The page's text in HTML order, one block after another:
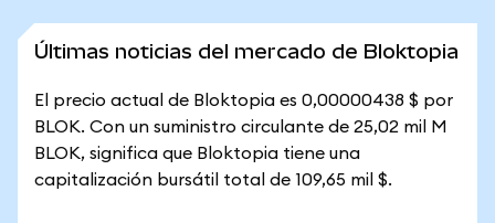
Últimas noticias del mercado de Bloktopia
El precio actual de Bloktopia es 0,00000438 $ por
BLOK. Con un suministro circulante de 25,02 mil M
BLOK, significa que Bloktopia tiene una
capitalización bursátil total de 109,65 mil $.